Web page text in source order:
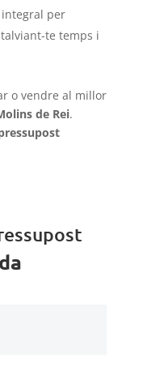
per
te temps i
o vendre al millor
de Rei.